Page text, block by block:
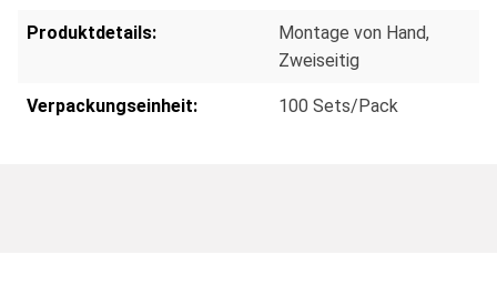
Produktdetails: Montage von Hand,
Zweiseitig
Verpackungseinheit: 100 Sets/Pack